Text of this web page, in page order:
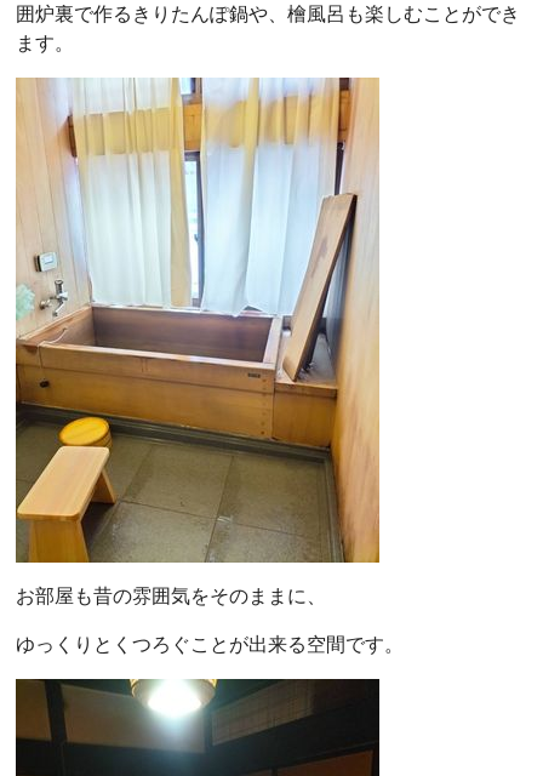
囲炉裏で作るきりたんぽ鍋や、檜風呂も楽しむことができ
ます。
お部屋も昔の雰囲気をそのままに、
ゆっくりとくつろぐことが出来る空間です。